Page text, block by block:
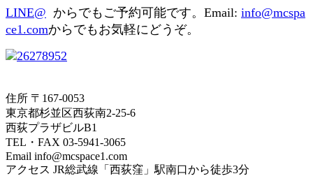
LINE@ からでもご予約可能です。Email: info@mcspa
ce1.comからでもお気軽にどうぞ。
住所 〒167-0053
東京都杉並区西荻南2-25-6
西荻プラザビルB1
TEL・FAX 03-5941-3065
Email info@mcspace1.com
アクセス JR総武線「西荻窪」駅南口から徒歩3分